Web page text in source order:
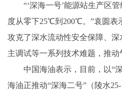
“‘深海一号’能源站生产区
度从零下25℃到200℃。”袁圆表
攻克了深水流动性安全保障、
主调试等一系列技术难题，推动
中国海油表示，目前，以“
海油正推动“深海二号”（陵水